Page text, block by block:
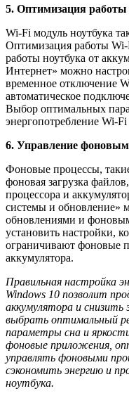
5. Оптимизация работы
Wi-Fi модуль ноутбука
Оптимизация работы
работы ноутбука от
Интернет» можно
временное отключение
автоматическое
Выбор оптимальных
энергопотребление Wi-
6. Управление
Фоновые процессы,
фоновая загрузка
процессора и
системы и обновление»
обновлениями и
установить настройки,
ограничивают фоновые
аккумулятора.
Правильная настройка
Windows 10 позволит
аккумулятора и снизить
выбрать оптимальный
параметры сна и
фоновые приложения,
управлять фоновыми
сэкономить энергию и
ноутбука.